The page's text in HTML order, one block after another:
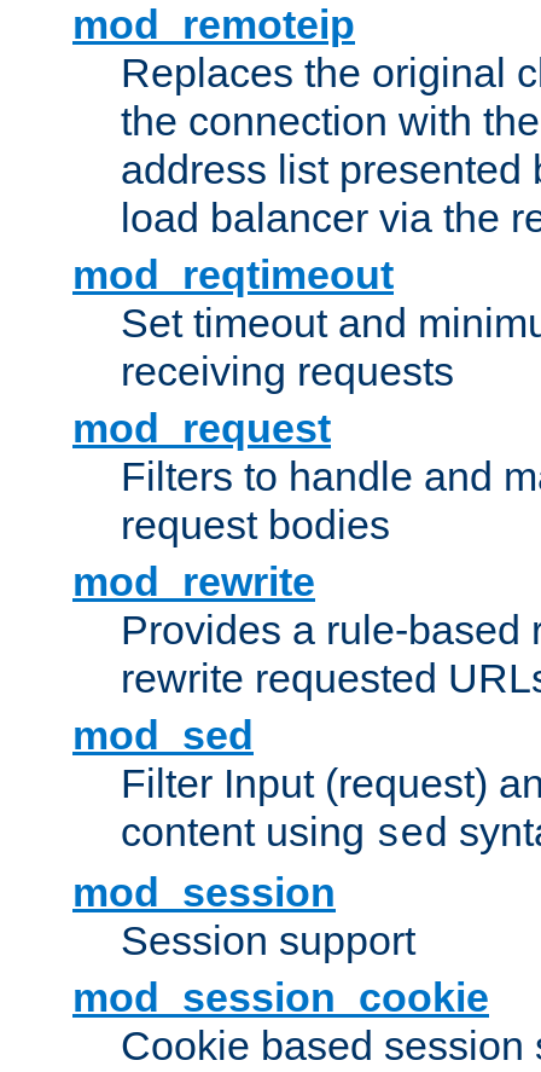
mod_remoteip
Replaces the original
the connection with
address list presented
load balancer via the
mod_reqtimeout
Set timeout and
receiving requests
mod_request
Filters to handle and
request bodies
mod_rewrite
Provides a rule-based
rewrite requested
mod_sed
Filter Input (request)
content using sed
mod_session
Session support
mod_session_cookie
Cookie based session